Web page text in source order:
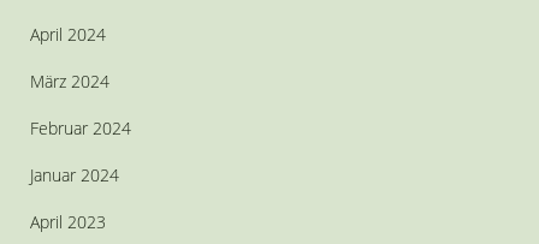
April 2024
März 2024
Februar 2024
Januar 2024
April 2023